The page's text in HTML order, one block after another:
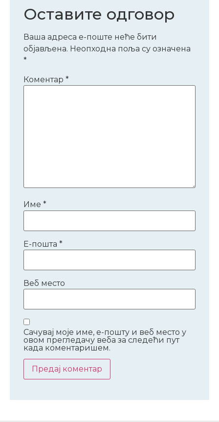
Оставите одговор
Ваша адреса е-поште неће бити
објављена. Неопходна поља су означена
*
Коментар *
Име *
Е-пошта *
Веб место
Сачувај моје име, е-пошту и веб место у
овом прегледачу веба за следећи пут
када коментаришем.